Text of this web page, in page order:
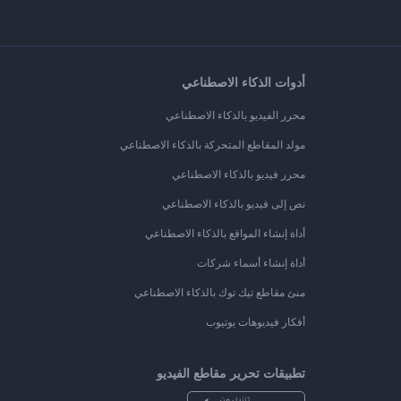
أدوات الذكاء الاصطناعي
محرر الفيديو بالذكاء الاصطناعي
مولد المقاطع المتحركة بالذكاء الاصطناعي
محرر فيديو بالذكاء الاصطناعي
نص إلى فيديو بالذكاء الاصطناعي
أداة إنشاء المواقع بالذكاء الاصطناعي
أداة إنشاء أسماء شركات
منئ مقاطع تيك توك بالذكاء الاصطناعي
أفكار فيديوهات يوتيوب
تطبيقات تحرير مقاطع الفيديو